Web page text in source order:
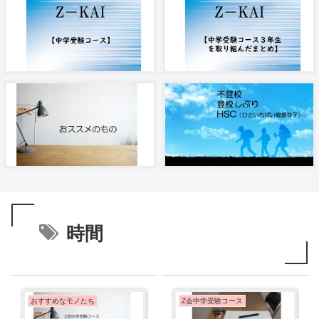
時間
おすすめなモノたち Z会中学受験コース